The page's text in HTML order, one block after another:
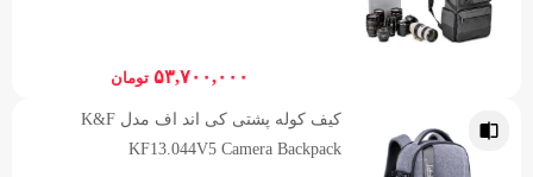
۵۳,۷۰۰,۰۰۰ تومان
کیف کوله پشتی کی‌ اند اف مدل K&F
KF13.044V5 Camera Backpack